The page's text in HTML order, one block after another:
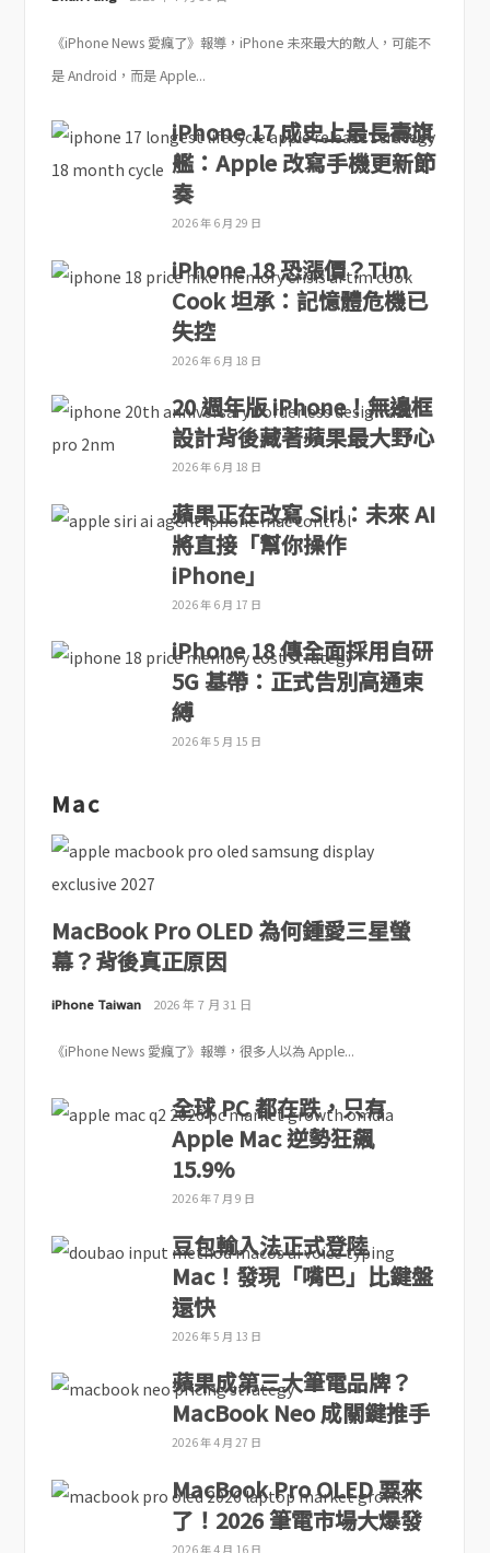
《iPhone News 愛瘋了》報導，iPhone 未來最大的敵人，可能不
是 Android，而是 Apple...
iPhone 17 成史上最長壽旗
艦：Apple 改寫手機更新節
奏
2026 年 6 月 29 日
iPhone 18 恐漲價？Tim
Cook 坦承：記憶體危機已
失控
2026 年 6 月 18 日
20 週年版 iPhone！無邊框
設計背後藏著蘋果最大野心
2026 年 6 月 18 日
蘋果正在改寫 Siri：未來 AI
將直接「幫你操作
iPhone」
2026 年 6 月 17 日
iPhone 18 傳全面採用自研
5G 基帶：正式告別高通束
縛
2026 年 5 月 15 日
Mac
MacBook Pro OLED 為何鍾愛三星螢
幕？背後真正原因
iPhone Taiwan 2026 年 7 月 31 日
《iPhone News 愛瘋了》報導，很多人以為 Apple...
全球 PC 都在跌，只有
Apple Mac 逆勢狂飆
15.9%
2026 年 7 月 9 日
豆包輸入法正式登陸
Mac！發現「嘴巴」比鍵盤
還快
2026 年 5 月 13 日
蘋果成第三大筆電品牌？
MacBook Neo 成關鍵推手
2026 年 4 月 27 日
MacBook Pro OLED 要來
了！2026 筆電市場大爆發
2026 年 4 月 16 日